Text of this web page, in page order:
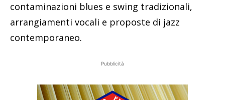
contaminazioni blues e swing tradizionali,
arrangiamenti vocali e proposte di jazz
contemporaneo.
Pubblicità